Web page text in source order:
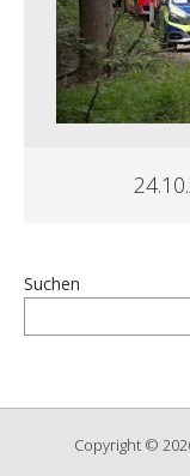
Suchen
Copyright ©